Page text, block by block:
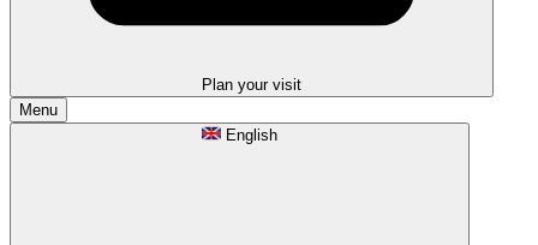
Plan your visit
Menu
English